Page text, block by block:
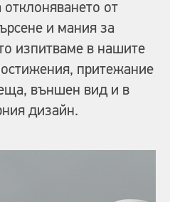
отклоняването от
и мания за
изпитваме в нашите
притежание
външен вид и в
дизайн.